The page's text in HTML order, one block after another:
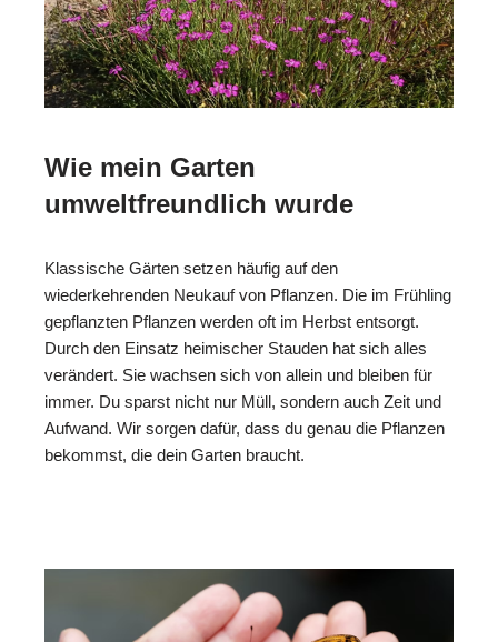
Wie mein Garten
umweltfreundlich wurde
Klassische Gärten setzen häufig auf den
wiederkehrenden Neukauf von Pflanzen. Die im Frühling
gepflanzten Pflanzen werden oft im Herbst entsorgt.
Durch den Einsatz heimischer Stauden hat sich alles
verändert. Sie wachsen sich von allein und bleiben für
immer. Du sparst nicht nur Müll, sondern auch Zeit und
Aufwand. Wir sorgen dafür, dass du genau die Pflanzen
bekommst, die dein Garten braucht.